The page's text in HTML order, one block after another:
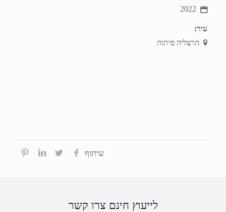
2022
עיר:
הרצליה פיתוח
שיתוף
לייעוץ חינם צרו קשר